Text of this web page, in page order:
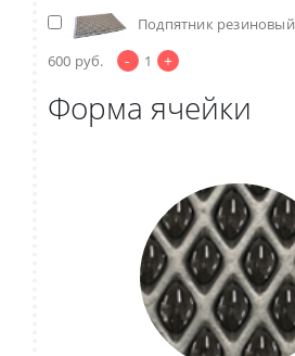
Подпятник резиновый
600 руб. - 1 +
Форма ячейки